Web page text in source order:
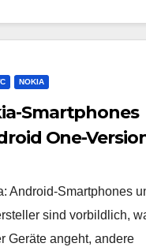
NOKIA
Smartphones
One-
Android-Smartphones
sind vorbildlich,
Geräte angeht, andere